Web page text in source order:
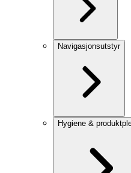
Navigasjonsutstyr
Hygiene &